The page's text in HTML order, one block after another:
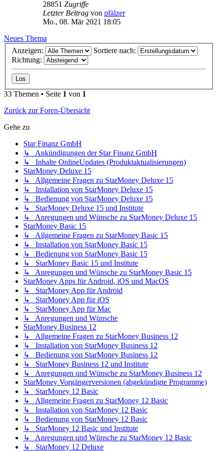
28851 Zugriffe
Letzter Beitrag von pfälzer
Mo., 08. Mär 2021 18:05
Neues Thema
Anzeigen:
Sortiere nach:
Richtung:
33 Themen • Seite 1 von 1
Zurück zur Foren-Übersicht
Gehe zu
Star Finanz GmbH
↳ Ankündigungen der Star Finanz GmbH
↳ Inhalte OnlineUpdates (Produktaktualisierungen)
StarMoney Deluxe 15
↳ Allgemeine Fragen zu StarMoney Deluxe 15
↳ Installation von StarMoney Deluxe 15
↳ Bedienung von StarMoney Deluxe 15
↳ StarMoney Deluxe 15 und Institute
↳ Anregungen und Wünsche zu StarMoney Deluxe 15
StarMoney Basic 15
↳ Allgemeine Fragen zu StarMoney Basic 15
↳ Installation von StarMoney Basic 15
↳ Bedienung von StarMoney Basic 15
↳ StarMoney Basic 15 und Institute
↳ Anregungen und Wünsche zu StarMoney Basic 15
StarMoney Apps für Android, iOS und MacOS
↳ StarMoney App für Android
↳ StarMoney App für iOS
↳ StarMoney App für Mac
↳ Anregungen und Wünsche
StarMoney Business 12
↳ Allgemeine Fragen zu StarMoney Business 12
↳ Installation von StarMoney Business 12
↳ Bedienung von StarMoney Business 12
↳ StarMoney Business 12 und Institute
↳ Anregungen und Wünsche zu StarMoney Business 12
StarMoney Vorgängerversionen (abgekündigte Programme)
↳ StarMoney 12 Basic
↳ Allgemeine Fragen zu StarMoney 12 Basic
↳ Installation von StarMoney 12 Basic
↳ Bedienung von StarMoney 12 Basic
↳ StarMoney 12 Basic und Institute
↳ Anregungen und Wünsche zu StarMoney 12 Basic
↳ StarMoney 12 Deluxe